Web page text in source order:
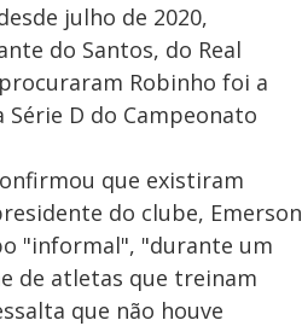
julho de 2020,
do Santos, do Real
Robinho foi a
D do Campeonato
que existiram
do clube, Emerson
"informal", "durante um
de atletas que treinam
que não houve